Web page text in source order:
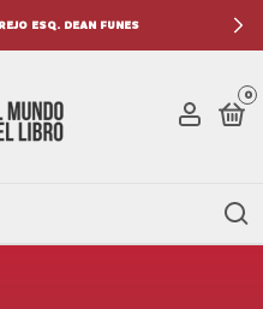
ESQ. DEAN FUNES
0